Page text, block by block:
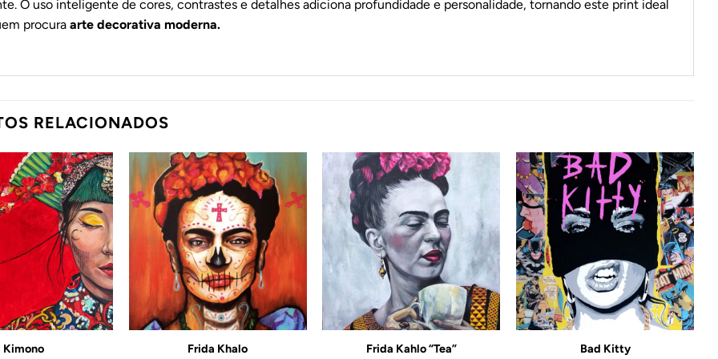
O uso inteligente de cores, contrastes e detalhes adiciona profundidade e personalidade, tornando este print ideal
procura arte decorativa moderna.
RELACIONADOS
Adicionar
ao
Wishlist
Kimono
Adicionar
ao
Wishlist
Frida Khalo
Wishlist
Frida Kahlo “Tea”
Adicionar
ao
Wishlist
Bad Kitty